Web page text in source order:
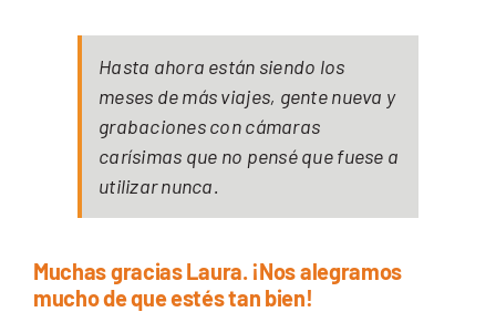
Hasta ahora están siendo los
meses de más viajes, gente nueva y
grabaciones con cámaras
carísimas que no pensé que fuese a
utilizar nunca.
Muchas gracias Laura. ¡Nos alegramos
mucho de que estés tan bien!